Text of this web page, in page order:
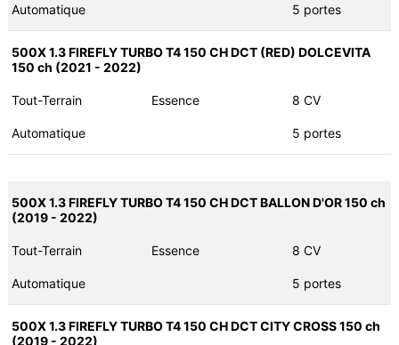
Automatique 5 portes
500X 1.3 FIREFLY TURBO T4 150 CH DCT (RED) DOLCEVITA
150 ch (2021 - 2022)
Tout-Terrain Essence 8 CV
Automatique 5 portes
500X 1.3 FIREFLY TURBO T4 150 CH DCT BALLON D'OR 150 ch
(2019 - 2022)
Tout-Terrain Essence 8 CV
Automatique 5 portes
500X 1.3 FIREFLY TURBO T4 150 CH DCT CITY CROSS 150 ch
(2019 - 2022)